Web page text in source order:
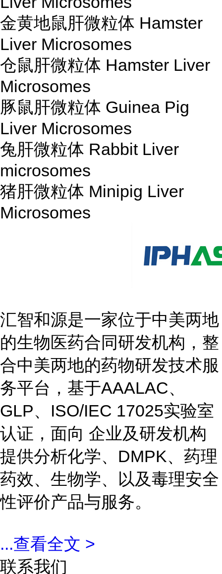
金黄地鼠肝微粒体 Hamster
Liver Microsomes
仓鼠肝微粒体 Hamster Liver
Microsomes
豚鼠肝微粒体 Guinea Pig
Liver Microsomes
兔肝微粒体 Rabbit Liver
microsomes
猪肝微粒体 Minipig Liver
Microsomes
汇智和源是一家位于中美两地
的生物医药合同研发机构，整
合中美两地的药物研发技术服
务平台，基于AAALAC、
GLP、ISO/IEC 17025实验室
认证，面向 企业及研发机构
提供分析化学、DMPK、药理
药效、生物学、以及毒理安全
性评价产品与服务。
...查看全文 >
联系我们